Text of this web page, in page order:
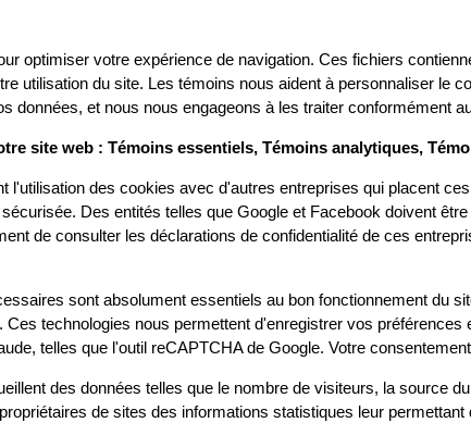
optimiser votre expérience de navigation. Ces fichiers
utilisation du site. Les témoins nous aident à personnaliser le
données, et nous nous engageons à les traiter conformément
site web : Témoins essentiels, Témoins analytiques,
l'utilisation des cookies avec d'autres entreprises qui placent
Des entités telles que Google et Facebook doivent
de consulter les déclarations de confidentialité de ces
sont absolument essentiels au bon fonctionnement du
technologies nous permettent d'enregistrer vos
telles que l'outil reCAPTCHA de Google. Votre
des données telles que le nombre de visiteurs, la source
de sites des informations statistiques leur